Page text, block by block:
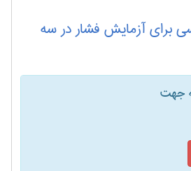
برای آزمایش فشار در سه
جهت